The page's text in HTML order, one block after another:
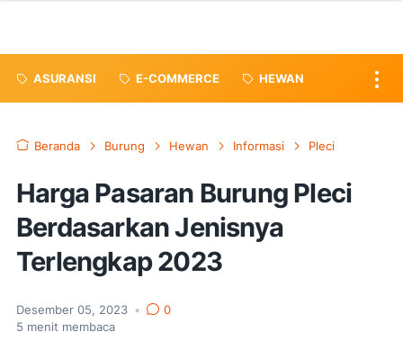
ASURANSI E-COMMERCE HEWAN
Beranda Burung Hewan Informasi Pleci
Harga Pasaran Burung Pleci
Berdasarkan Jenisnya
Terlengkap 2023
Desember 05, 2023 •
0
5 menit membaca